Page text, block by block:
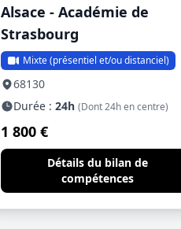
Alsace - Académie de
Strasbourg
Mixte (présentiel et/ou distanciel)
68130
Durée : 24h (Dont 24h en centre)
1 800 €
Détails du bilan de
compétences